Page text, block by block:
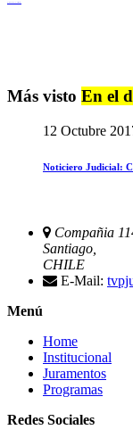
Más visto En el
12 Octubre
Noticiero Judicial:
Compañia
Santiago,
CHILE
E-Mail:
Menú
Home
Institucional
Juramentos
Programas
Redes Sociales